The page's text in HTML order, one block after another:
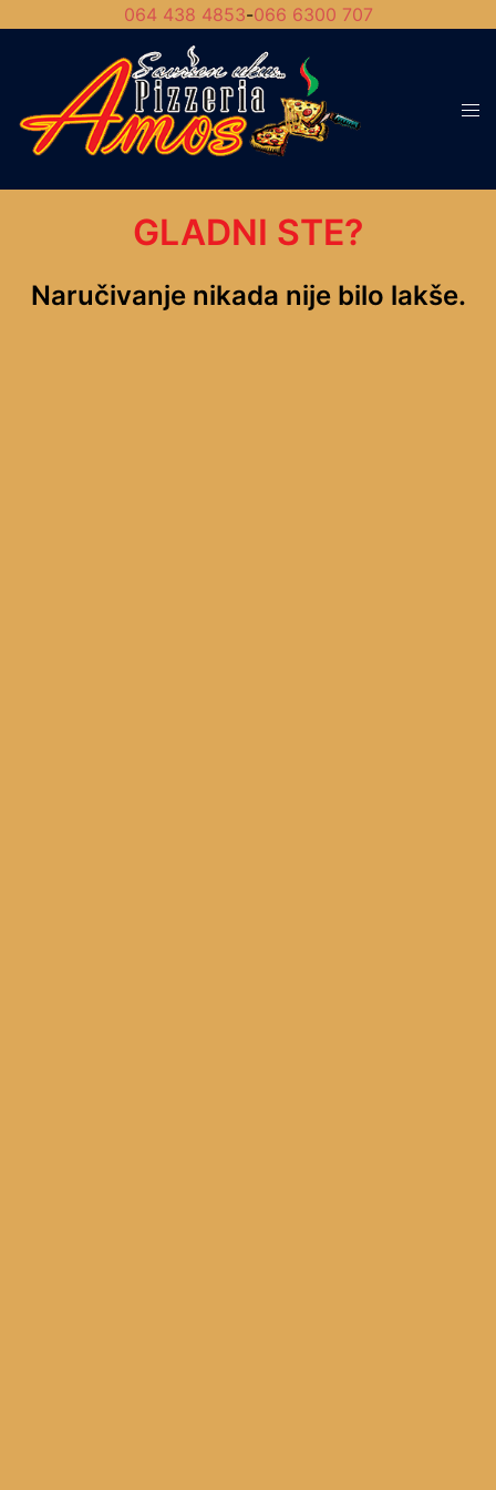
064 438 4853-066 6300 707
GLADNI STE?
Naručivanje nikada nije bilo lakše.